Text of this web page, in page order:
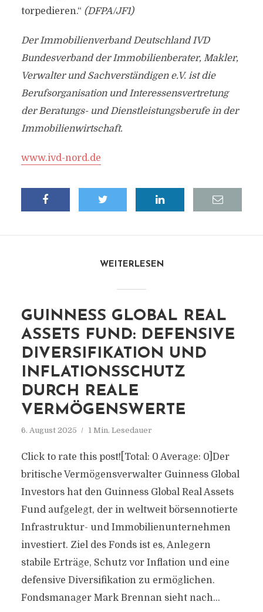
torpedieren.“ (DFPA/JF1)
Der Immobilienverband Deutschland IVD
Bundesverband der Immobilienberater, Makler,
Verwalter und Sachverständigen e.V. ist die
Berufsorganisation und Interessensvertretung
der Beratungs- und Dienstleistungsberufe in der
Immobilienwirtschaft.
www.ivd-nord.de
WEITERLESEN
GUINNESS GLOBAL REAL
ASSETS FUND: DEFENSIVE
DIVERSIFIKATION UND
INFLATIONSSCHUTZ
DURCH REALE
VERMÖGENSWERTE
6. August 2025 1 Min. Lesedauer
Click to rate this post![Total: 0 Average: 0]Der
britische Vermögensverwalter Guinness Global
Investors hat den Guinness Global Real Assets
Fund aufgelegt, der in weltweit börsennotierte
Infrastruktur- und Immobilienunternehmen
investiert. Ziel des Fonds ist es, Anlegern
stabile Erträge, Schutz vor Inflation und eine
defensive Diversifikation zu ermöglichen.
Fondsmanager Mark Brennan sieht nach...